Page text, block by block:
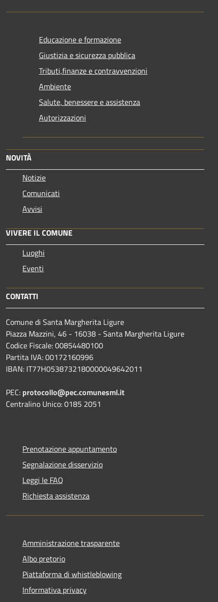
Educazione e formazione
Giustizia e sicurezza pubblica
Tributi,finanze e contravvenzioni
Ambiente
Salute, benessere e assistenza
Autorizzazioni
NOVITÀ
Notizie
Comunicati
Avvisi
VIVERE IL COMUNE
Luoghi
Eventi
CONTATTI
Comune di Santa Margherita Ligure
Piazza Mazzini, 46 - 16038 - Santa Margherita Ligure
Codice Fiscale: 00854480100
Partita IVA: 00172160996
IBAN: IT77H0538732180000049642011
PEC: protocollo@pec.comunesml.it
Centralino Unico: 0185 2051
Prenotazione appuntamento
Segnalazione disservizio
Leggi le FAQ
Richiesta assistenza
Amministrazione trasparente
Albo pretorio
Piattaforma di whistleblowing
Informativa privacy